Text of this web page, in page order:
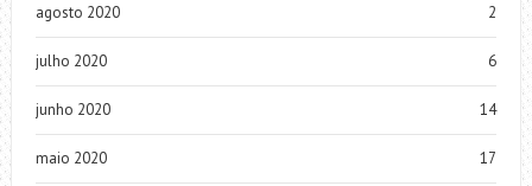
agosto 2020 2
julho 2020 6
junho 2020 14
maio 2020 17